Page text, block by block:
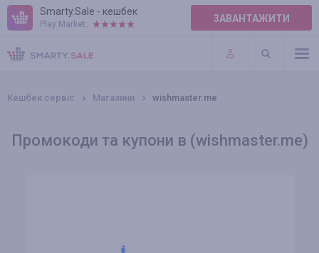
Smarty.Sale - кешбек
Play Market: ЗАВАНТАЖИТИ
ПРАВИЛА
ПЛАГІНИ
Кешбек сервіс Магазини wishmaster.me
Промокоди та купони в (wishmaster.me)